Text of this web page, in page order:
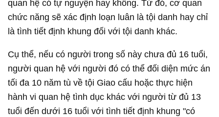
quan hệ có tự nguyện hay không. Từ đó, cơ quan
chức năng sẽ xác định loạn luân là tội danh hay chỉ
là tình tiết định khung đối với tội danh khác.
Cụ thể, nếu có người trong số này chưa đủ 16 tuổi,
người quan hệ với người đó có thể đối diện mức án
tối đa 10 năm tù về tội Giao cấu hoặc thực hiện
hành vi quan hệ tình dục khác với người từ đủ 13
tuổi đến dưới 16 tuổi với tình tiết định khung "có